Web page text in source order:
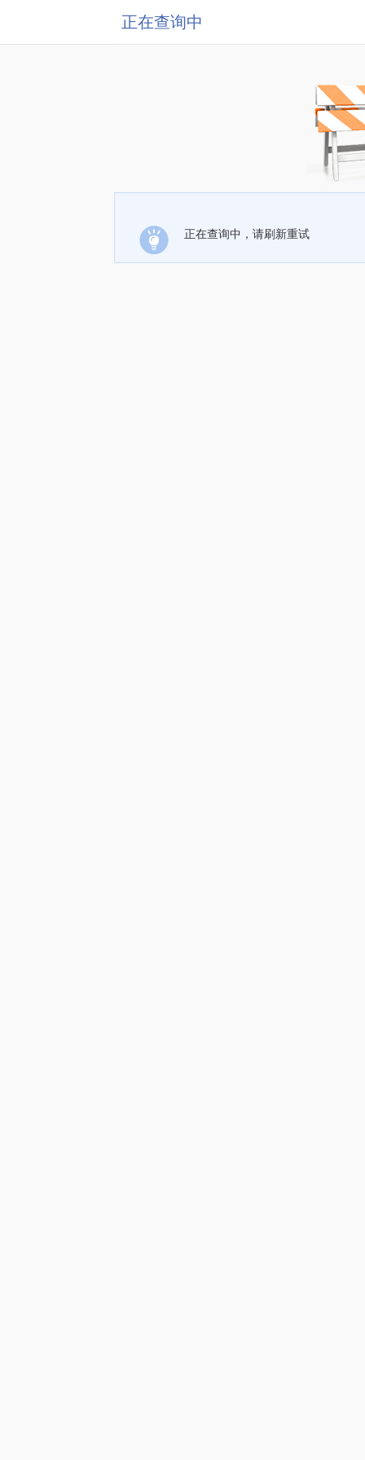
正在查询中
正在查询中，请刷新重试